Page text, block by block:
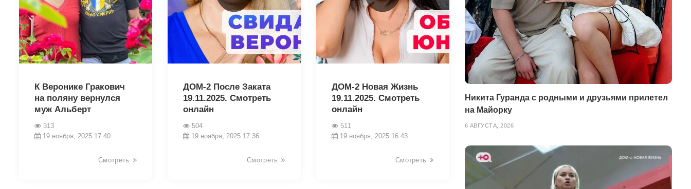
К Веронике Гракович
на поляну вернулся
муж Альберт
313
19 ноября, 2025 17:40
Смотреть
ДОМ-2 После Заката
19.11.2025. Смотреть
онлайн
504
19 ноября, 2025 17:36
Смотреть
ДОМ-2 Новая Жизнь
19.11.2025. Смотреть
онлайн
511
19 ноября, 2025 16:43
Смотреть
Никита Гуранда с родными и друзьями прилетел
на Майорку
6 АВГУСТА, 2026